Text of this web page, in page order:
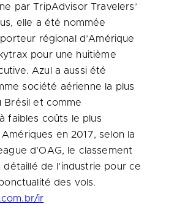
par TripAdvisor Travelers’
elle a été nommée
régional d’Amérique
pour une huitième
Azul a aussi été
société aérienne la plus
Brésil et comme
faibles coûts le plus
en 2017, selon la
d’OAG, le classement
détaillé de l’industrie pour ce
des vols.
ir